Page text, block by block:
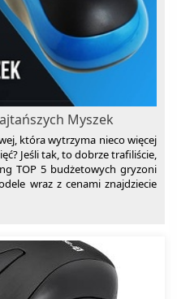
Myszek
która wytrzyma nieco więcej
Jeśli tak, to dobrze trafiliście,
TOP 5 budżetowych gryzoni
wraz z cenami znajdziecie